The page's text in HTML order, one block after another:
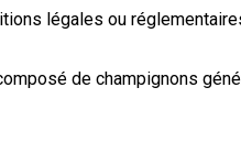
légales ou
de champignons